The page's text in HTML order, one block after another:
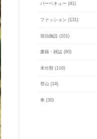
バーベキュー (41)
ファッション (131)
宿泊施設 (101)
書籍・雑誌 (60)
未分類 (116)
登山 (14)
車 (30)